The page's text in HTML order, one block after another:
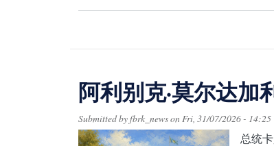
阿利别克·莫尔达加
Submitted byfbrk_newsonFri, 31/07/2026 - 14:25
总统